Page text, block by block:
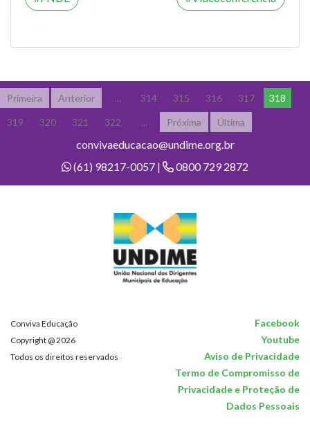
Primeira Anterior ... 314 315 316 317 318
319 320 321 322 ... Próxima Última
convivaeducacao@undime.org.br
(61) 98217-0057 |
0800 729 2872
Conviva Educação Facebook
Copyright @ 2026 Youtube
Todos os direitos reservados
Aviso de Privacidade
Termo de Compromisso de
Privacidade e Proteção de
Dados Pessoais